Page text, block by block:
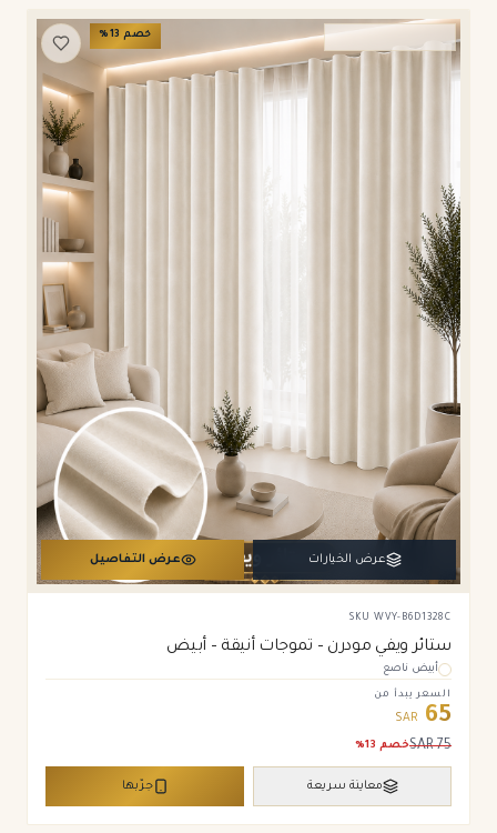
خصم 13
%
عرض الخيارات عرض التفاصيل
SKU WVY-B6D1328C
ستائر ويفي مودرن – تموجات أنيقة – أبيض
أبيض ناصع
السعر يبدأ من
65
SAR
75
SARخصم 13
%
معاينة سريعة جرّبها